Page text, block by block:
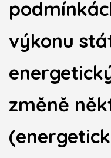
výkonu
změně